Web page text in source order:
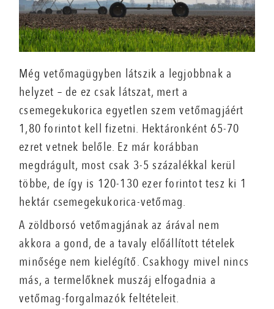
Még vetőmagügyben látszik a legjobbnak a
helyzet – de ez csak látszat, mert a
csemegekukorica egyetlen szem vetőmagjáért
1,80 forintot kell fizetni. Hektáronként 65-70
ezret vetnek belőle. Ez már korábban
megdrágult, most csak 3-5 százalékkal kerül
többe, de így is 120-130 ezer forintot tesz ki 1
hektár csemegekukorica-vetőmag.
A zöldborsó vetőmagjának az árával nem
akkora a gond, de a tavaly előállított tételek
minősége nem kielégítő. Csakhogy mivel nincs
más, a termelőknek muszáj elfogadnia a
vetőmag-forgalmazók feltételeit.